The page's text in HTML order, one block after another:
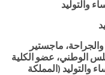
والتوليد
ماجستير
الوطني، عضو الكلية
والتوليد (المملكة